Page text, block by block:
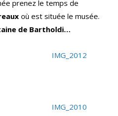
prenez le temps de
où est située le musée.
de Bartholdi…